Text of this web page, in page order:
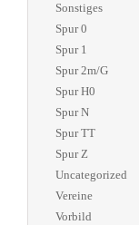
Sonstiges
Spur 0
Spur 1
Spur 2m/G
Spur H0
Spur N
Spur TT
Spur Z
Uncategorized
Vereine
Vorbild